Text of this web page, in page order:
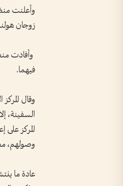
وأعلنت
زوجان
وأفادت
فيهما.
وقال
السفينة،
المركز
وصولهم،
عادة ما